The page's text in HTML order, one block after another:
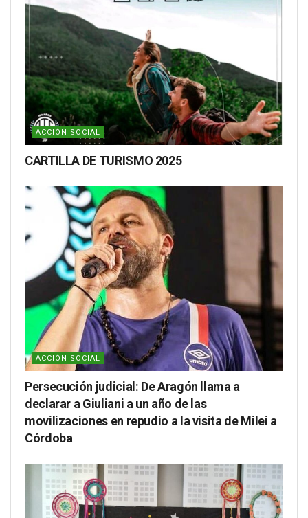
ACCIÓN SOCIAL
CARTILLA DE TURISMO 2025
ACCIÓN SOCIAL
Persecución judicial: De Aragón llama a
declarar a Giuliani a un año de las
movilizaciones en repudio a la visita de Milei a
Córdoba